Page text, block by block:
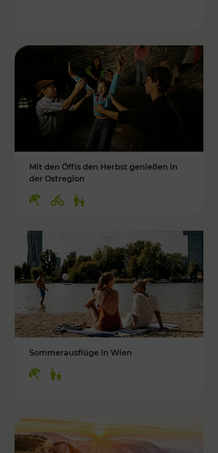
Mit den Öffis den Herbst genießen in
der Ostregion
Sommerausflüge in Wien